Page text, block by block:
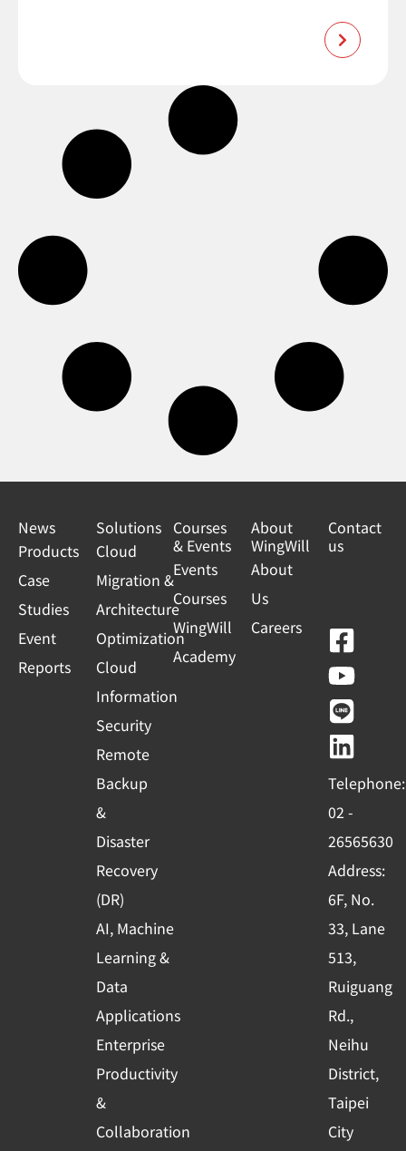
News
Products
Case
Studies
Event
Reports
Solutions
Cloud
Migration &
Architecture
Optimization
Cloud
Information
Security
Remote
Backup
&
Disaster
Recovery
(DR)
AI, Machine
Learning &
Data
Applications
Enterprise
Productivity
&
Collaboration
Courses
& Events
Events
Courses
WingWill
Academy
About
WingWill
About
Us
Careers
Contact
us
F
a
c
e
b
o
o
k
-
s
q
u
a
r
e
Y
o
u
t
u
b
e
L
i
n
e
L
i
n
k
e
d
i
n
Telephone:
02 -
26565630
Address:
6F, No.
33, Lane
513,
Ruiguang
Rd.,
Neihu
District,
Taipei
City